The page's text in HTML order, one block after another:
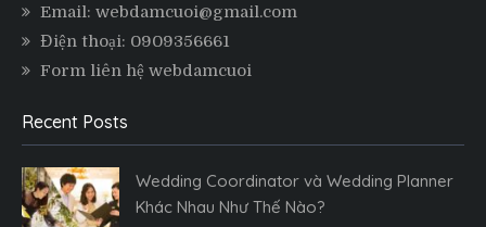
Email: webdamcuoi@gmail.com
Điện thoại: 0909356661
Form liên hệ webdamcuoi
Recent Posts
Wedding Coordinator và Wedding Planner
Khác Nhau Như Thế Nào?